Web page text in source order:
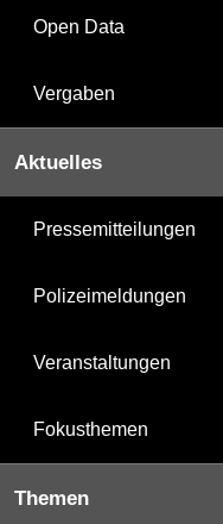
Open Data
Vergaben
Aktuelles
Pressemitteilungen
Polizeimeldungen
Veranstaltungen
Fokusthemen
Themen